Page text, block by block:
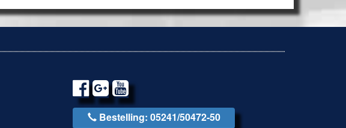
Bestelling: 05241/50472-50